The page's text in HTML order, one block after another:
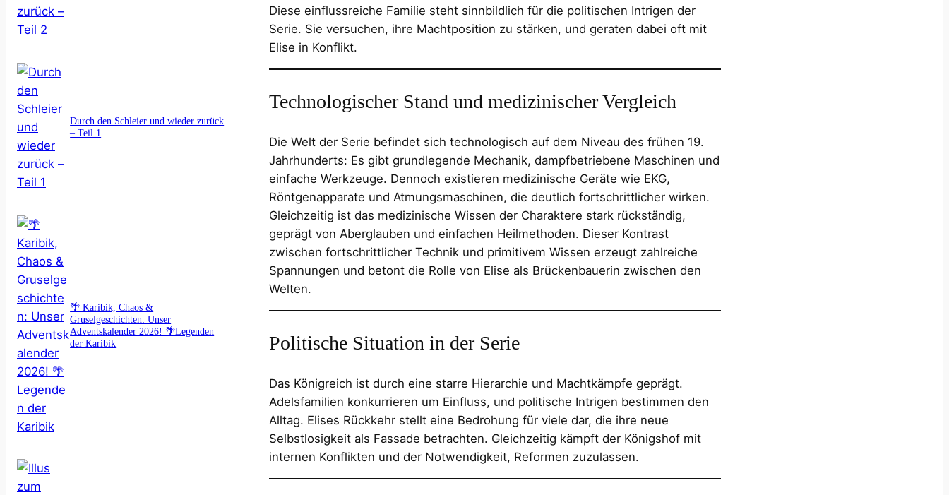
Durch den Schleier und wieder zurück
– Teil 1
🌴 Karibik, Chaos &
Gruselgeschichten: Unser
Adventskalender 2026! 🌴Legenden
der Karibik
Diese einflussreiche Familie steht sinnbildlich für die politischen Intrigen der
Serie. Sie versuchen, ihre Machtposition zu stärken, und geraten dabei oft mit
Elise in Konflikt.
Technologischer Stand und medizinischer Vergleich
Die Welt der Serie befindet sich technologisch auf dem Niveau des frühen 19.
Jahrhunderts: Es gibt grundlegende Mechanik, dampfbetriebene Maschinen und
einfache Werkzeuge. Dennoch existieren medizinische Geräte wie EKG,
Röntgenapparate und Atmungsmaschinen, die deutlich fortschrittlicher wirken.
Gleichzeitig ist das medizinische Wissen der Charaktere stark rückständig,
geprägt von Aberglauben und einfachen Heilmethoden. Dieser Kontrast
zwischen fortschrittlicher Technik und primitivem Wissen erzeugt zahlreiche
Spannungen und betont die Rolle von Elise als Brückenbauerin zwischen den
Welten.
Politische Situation in der Serie
Das Königreich ist durch eine starre Hierarchie und Machtkämpfe geprägt.
Adelsfamilien konkurrieren um Einfluss, und politische Intrigen bestimmen den
Alltag. Elises Rückkehr stellt eine Bedrohung für viele dar, die ihre neue
Selbstlosigkeit als Fassade betrachten. Gleichzeitig kämpft der Königshof mit
internen Konflikten und der Notwendigkeit, Reformen zuzulassen.